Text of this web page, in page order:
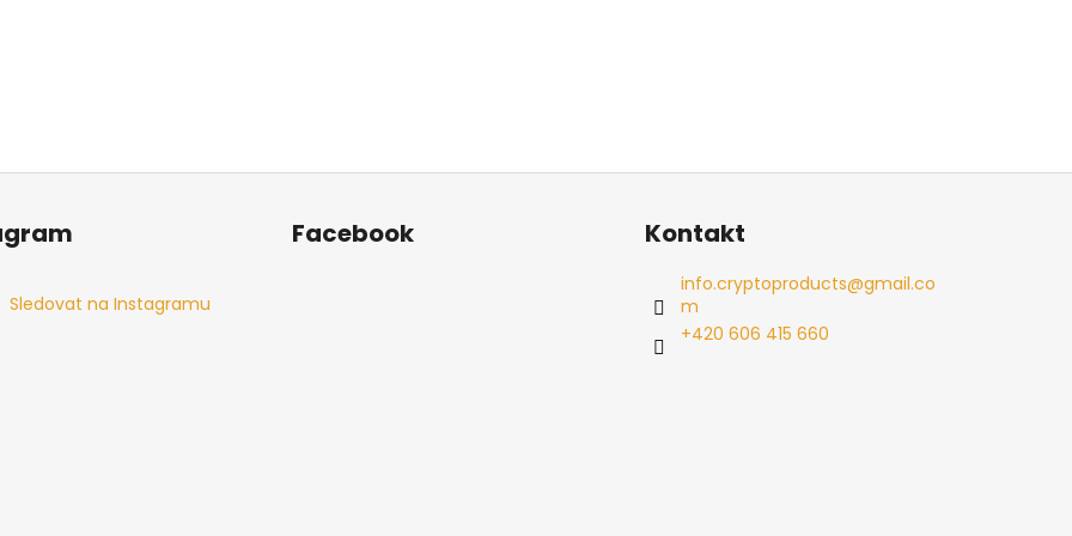
Sledovat na Instagramu
Facebook Kontakt
info.cryptoproducts@gmail.co
m
+420 606 415 660